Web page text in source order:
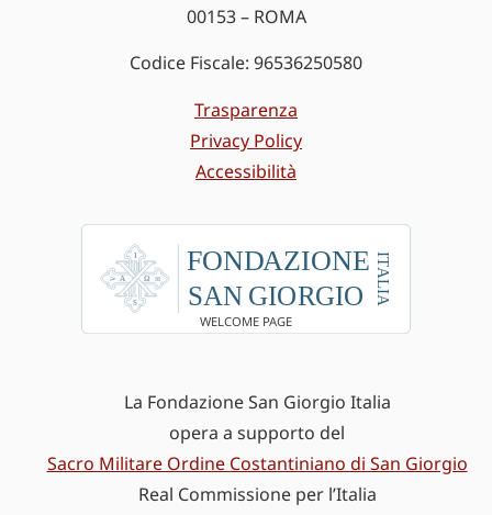
00153 – ROMA
Codice Fiscale: 96536250580
Trasparenza
Privacy Policy
Accessibilità
WELCOME PAGE
La Fondazione San Giorgio Italia
opera a supporto del
Sacro Militare Ordine Costantiniano di San Giorgio
Real Commissione per l’Italia